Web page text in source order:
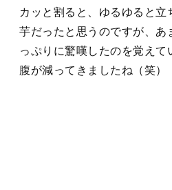
カッと割ると、ゆるゆると立
芋だったと思うのですが、あ
っぷりに驚嘆したのを覚えて
腹が減ってきましたね（笑）